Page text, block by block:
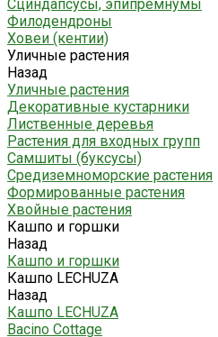
Сциндапсусы, эпипремнумы
Филодендроны
Ховеи (кентии)
Уличные растения
Назад
Уличные растения
Декоративные кустарники
Лиственные деревья
Растения для входных групп
Самшиты (буксусы)
Средиземноморские растения
Формированные растения
Хвойные растения
Кашпо и горшки
Назад
Кашпо и горшки
Кашпо LECHUZA
Назад
Кашпо LECHUZA
Bacino Cottage